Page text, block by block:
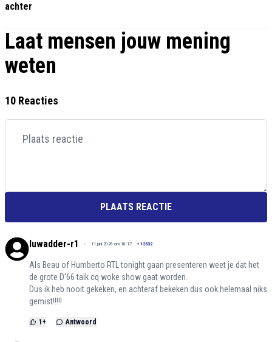
achter
Laat mensen jouw mening
weten
10 Reacties
PLAATS REACTIE
luwadder-r1 11 juni 2026 om 18:17 + 12532
Als Beau of Humberto RTL tonight gaan presenteren weet je dat het
de grote D'66 talk cq woke show gaat worden.
Dus ik heb nooit gekeken, en achteraf bekeken dus ook helemaal niks
gemist!!!!!
1 + Antwoord